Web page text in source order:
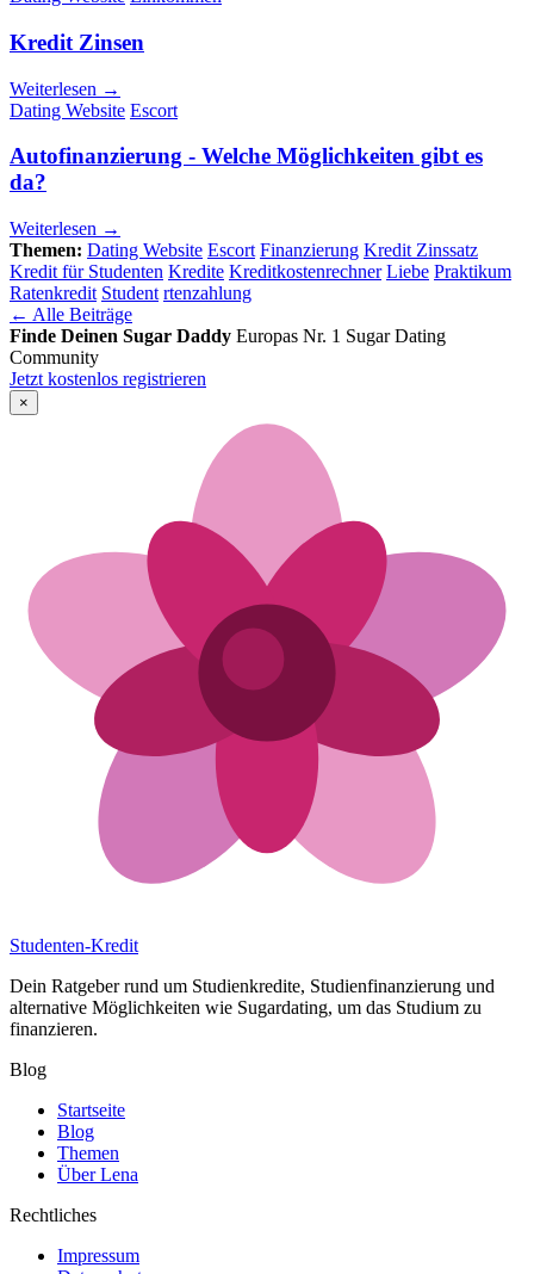
Kredit Zinsen
Weiterlesen →
Dating Website Escort
Autofinanzierung - Welche Möglichkeiten gibt es
da?
Weiterlesen →
Themen: Dating Website Escort Finanzierung Kredit Zinssatz
Kredit für Studenten Kredite Kreditkostenrechner Liebe Praktikum
Ratenkredit Student rtenzahlung
← Alle Beiträge
Finde Deinen Sugar Daddy Europas Nr. 1 Sugar Dating
Community
Jetzt kostenlos registrieren
×
Studenten-Kredit
Dein Ratgeber rund um Studienkredite, Studienfinanzierung und
alternative Möglichkeiten wie Sugardating, um das Studium zu
finanzieren.
Blog
Startseite
Blog
Themen
Über Lena
Rechtliches
Impressum